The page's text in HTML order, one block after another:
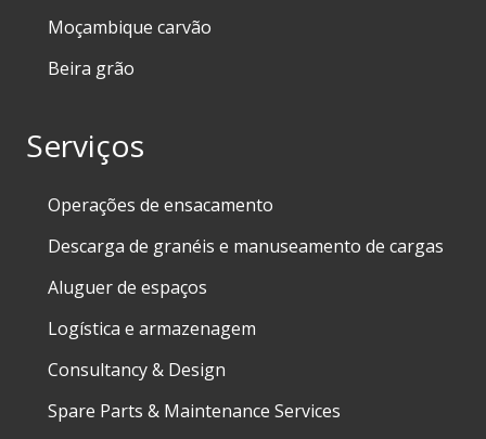
Moçambique carvão
Beira grão
Serviços
Operações de ensacamento
Descarga de granéis e manuseamento de cargas
Aluguer de espaços
Logística e armazenagem
Consultancy & Design
Spare Parts & Maintenance Services